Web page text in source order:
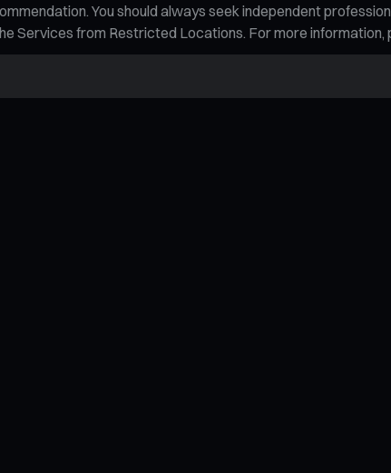
You should always seek independent
Services from Restricted Locations. For more information,